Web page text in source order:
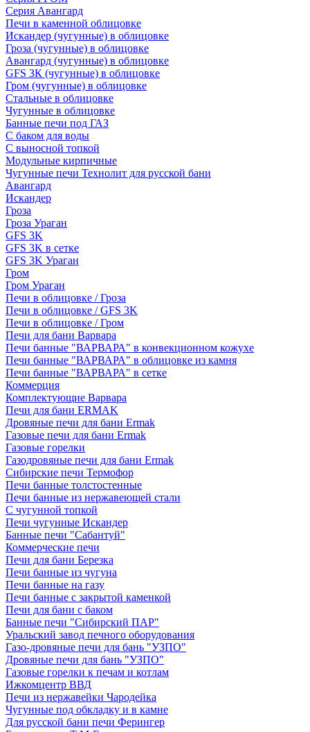
Серия Авангард
Печи в каменной облицовке
Искандер (чугунные) в облицовке
Гроза (чугунные) в облицовке
Авангард (чугунные) в облицовке
GFS ЗК (чугунные) в облицовке
Гром (чугунные) в облицовке
Стальные в облицовке
Чугунные в облицовке
Банные печи под ГАЗ
С баком для воды
С выносной топкой
Модульные кирпичные
Чугунные печи Технолит для русской бани
Авангард
Искандер
Гроза
Гроза Ураган
GFS 3K
GFS 3K в сетке
GFS 3K Ураган
Гром
Гром Ураган
Печи в облицовке / Гроза
Печи в облицовке / GFS 3K
Печи в облицовке / Гром
Печи для бани Варвара
Печи банные "ВАРВАРА" в конвекционном кожухе
Печи банные "ВАРВАРА" в облицовке из камня
Печи банные "ВАРВАРА" в сетке
Коммерция
Комплектующие Варвара
Печи для бани ERMAK
Дровяные печи для бани Ermak
Газовые печи для бани Ermak
Газовые горелки
Газодровяные печи для бани Ermak
Сибирские печи Термофор
Печи банные толстостенные
Печи банные из нержавеющей стали
С чугунной топкой
Печи чугунные Искандер
Банные печи "Сабантуй"
Коммерческие печи
Печи для бани Березка
Печи банные из чугуна
Печи банные на газу
Печи банные с закрытой каменкой
Печи для бани с баком
Банные печи "Сибирский ПАР"
Уральский завод печного оборудования
Газо-дровяные печи для бань "УЗПО"
Дровяные печи для бань "УЗПО"
Газовые горелки к печам и котлам
Ижкомцентр ВВД
Печи из нержавейки Чародейка
Чугунные под обкладку и в камне
Для русской бани печи Ферингер